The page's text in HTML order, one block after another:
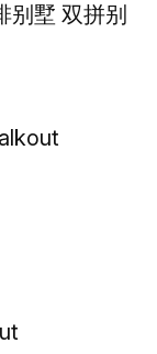
别墅 双拼别